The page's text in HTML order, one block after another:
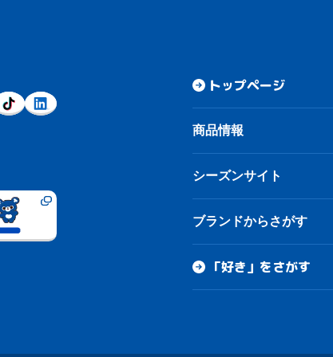
トップページ
商品情報
シーズンサイト
ブランドからさがす
「好き」をさがす